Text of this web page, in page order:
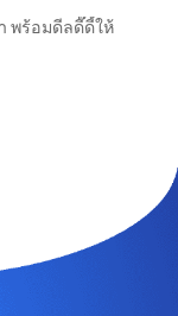
พร้อมดีลดี๊ดี้ให้